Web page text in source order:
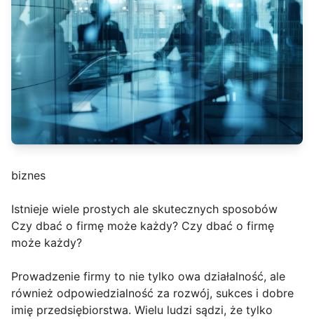
biznes
Istnieje wiele prostych ale skutecznych sposobów
Czy dbać o firmę może każdy? Czy dbać o firmę
może każdy?
Prowadzenie firmy to nie tylko owa działalność, ale
również odpowiedzialność za rozwój, sukces i dobre
imię przedsiębiorstwa. Wielu ludzi sądzi, że tylko